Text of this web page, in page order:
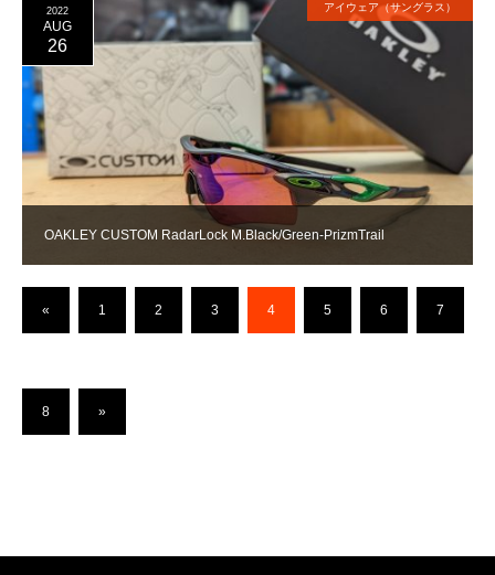
OAKLEY CUSTOM RadarLock M.Black/Green-PrizmTrail
2022
AUG
26
アイウェア（サングラス）
« 1 2 3 4 5 6 7
8 »